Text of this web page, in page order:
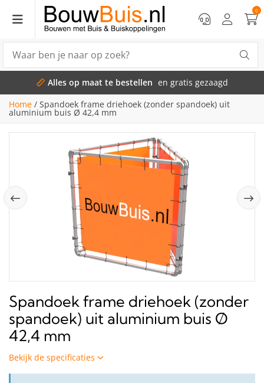
0
Alles op maat te bestellen en gratis gezaagd
Home / Spandoek frame driehoek (zonder spandoek) uit
aluminium buis Ø 42,4 mm
Spandoek frame driehoek (zonder
spandoek) uit aluminium buis Ø
42,4 mm
Bekijk de specificaties